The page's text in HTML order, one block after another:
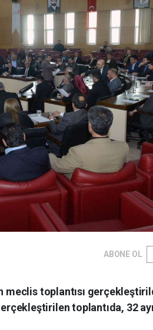
ABONE OL
meclis toplantısı
toplantıda, 32